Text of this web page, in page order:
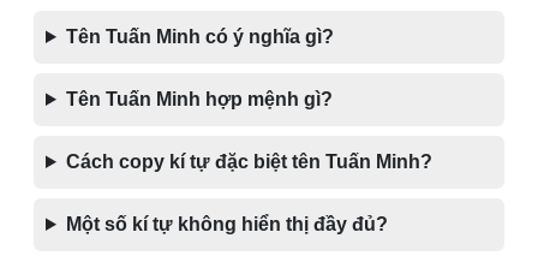
Tên Tuấn Minh có ý nghĩa gì?
Tên Tuấn Minh hợp mệnh gì?
Cách copy kí tự đặc biệt tên Tuấn Minh?
Một số kí tự không hiển thị đầy đủ?